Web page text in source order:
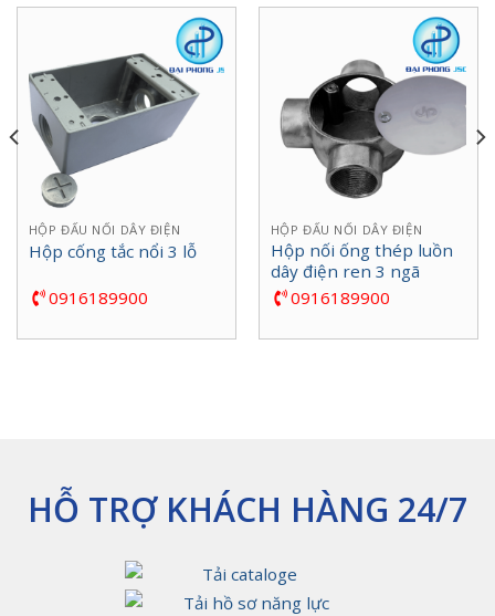
HỘP ĐẤU NỐI DÂY ĐIỆN
Hộp cống tắc nổi 3 lỗ
0916189900
HỘP ĐẤU NỐI DÂY ĐIỆN
Hộp nối ống thép luồn
dây điện ren 3 ngã
0916189900
HỖ TRỢ KHÁCH HÀNG 24/7